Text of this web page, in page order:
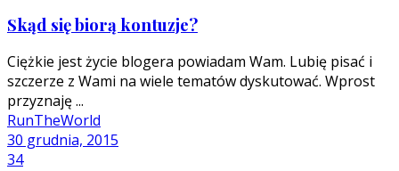
Skąd się biorą kontuzje?
Ciężkie jest życie blogera powiadam Wam. Lubię pisać i
szczerze z Wami na wiele tematów dyskutować. Wprost
przyznaję ...
RunTheWorld
30 grudnia, 2015
34